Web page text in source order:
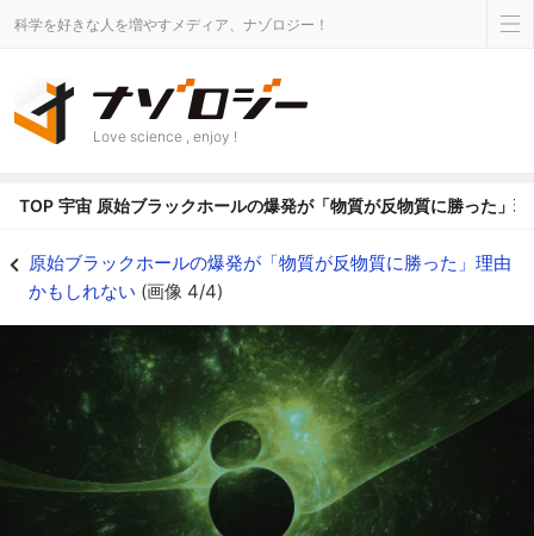
科学を好きな人を増やすメディア、ナゾロジー！
Love science , enjoy !
TOP 宇宙 原始ブラックホールの爆発が「物質が反物質に勝った」
原始ブラックホールの爆発が「物質が反物質に勝った」理由
かもしれない (画像 4/4)